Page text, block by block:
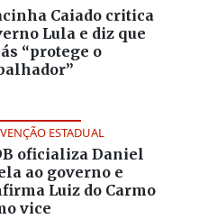
Caiado critica
Lula e diz que
“protege o
ESTADUAL
oficializa Daniel
ao governo e
Luiz do Carmo
vice